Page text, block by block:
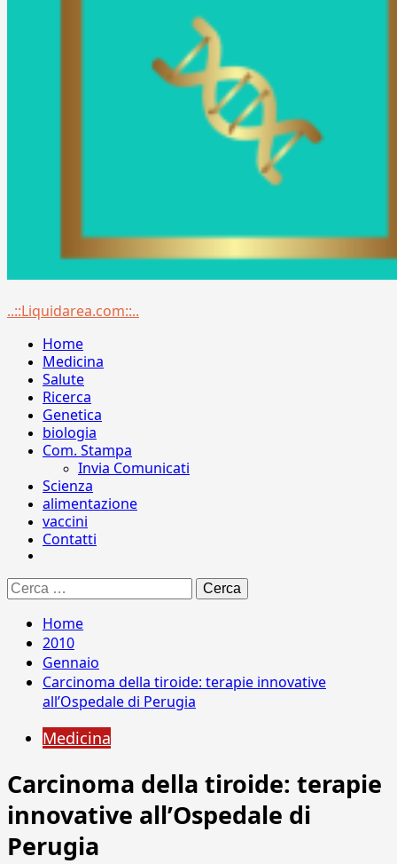
Menu
..::Liquidarea.com::..
Home
Medicina
Salute
Ricerca
Genetica
biologia
Com. Stampa
Invia Comunicati
Scienza
alimentazione
vaccini
Contatti
Ricerca
per:
Home
2010
Gennaio
Carcinoma della tiroide: terapie innovative
all’Ospedale di Perugia
Medicina
Carcinoma della tiroide: terapie
innovative all’Ospedale di
Perugia